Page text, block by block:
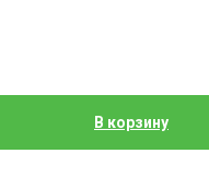
В корзину